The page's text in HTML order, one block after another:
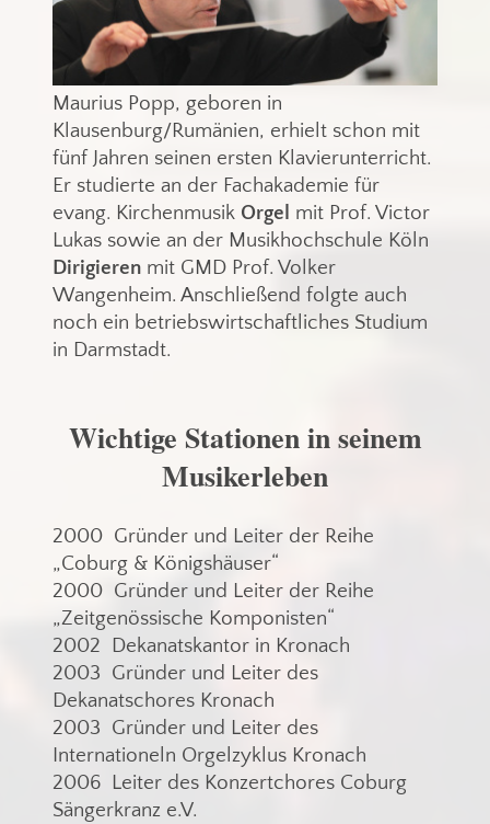
Maurius Popp, geboren in
Klausenburg/Rumänien, erhielt schon mit
fünf Jahren seinen ersten Klavierunterricht.
Er studierte an der Fachakademie für
evang. Kirchenmusik Orgel mit Prof. Victor
Lukas sowie an der Musikhochschule Köln
Dirigieren mit GMD Prof. Volker
Wangenheim. Anschließend folgte auch
noch ein betriebswirtschaftliches Studium
in Darmstadt.
Wichtige Stationen in seinem
Musikerleben
2000 Gründer und Leiter der Reihe
„Coburg & Königshäuser“
2000 Gründer und Leiter der Reihe
„Zeitgenössische Komponisten“
2002 Dekanatskantor in Kronach
2003 Gründer und Leiter des
Dekanatschores Kronach
2003 Gründer und Leiter des
Internationeln Orgelzyklus Kronach
2006 Leiter des Konzertchores Coburg
Sängerkranz e.V.